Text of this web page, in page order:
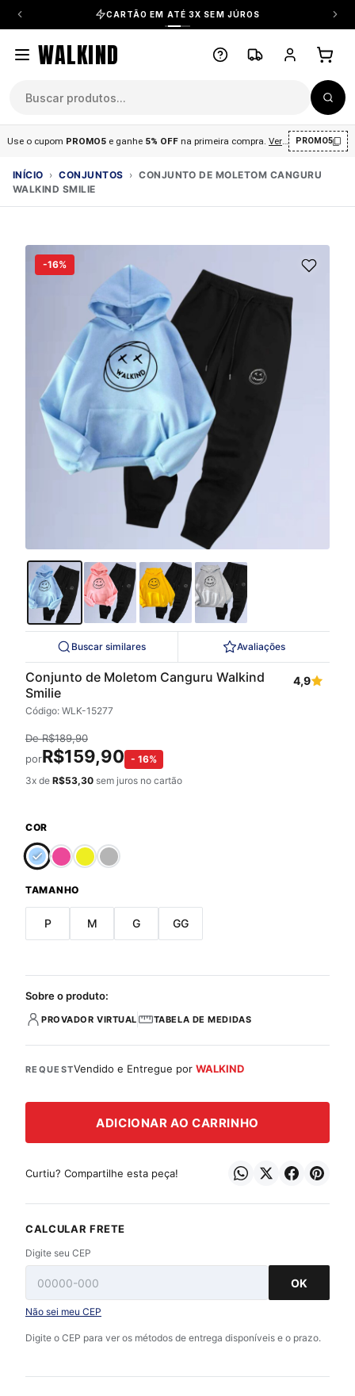
CARTÃO EM ATÉ 3X SEM JÚROS
WALKIND
Use o cupom PROMO5 e ganhe 5% OFF na primeira compra Ver condições .
PROMO5
INÍCIO › CONJUNTOS › CONJUNTO DE MOLETOM CANGURU
WALKIND SMILIE
-16%
Buscar similares Avaliações
Conjunto de Moletom Canguru Walkind
Smilie
Código: WLK-15277
4,9
DeR$189,90
porR$159,90 - 16%
3x de R$53,30 sem juros no cartão
COR
TAMANHO
P M G GG
Sobre o produto:
PROVADOR VIRTUAL TABELA DE MEDIDAS
REQUESTVendido e Entregue porWALKIND
ADICIONAR AO CARRINHO
Curtiu? Compartilhe esta peça!
CALCULAR FRETE
Digite seu CEP
OK
Não sei meu CEP
Digite o CEP para ver os métodos de entrega disponíveis e o prazo.